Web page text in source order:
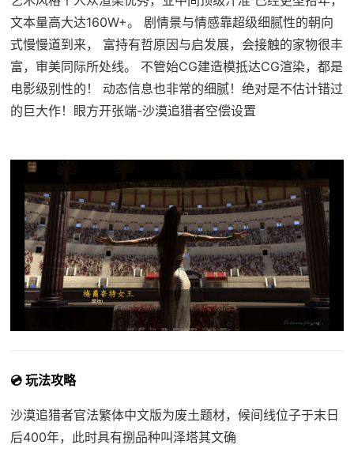
文本量高大达160W+。 剧情景与情感靠超级细腻性的朝向
式慢慢道到来， 富持有哲原因与启发展，会接触的家物很丰
富，审美同际所处线。 不管始CG建造模抵达CG渲染，都是
电影级别性的！ 动态信息也非常的细腻！绝对是不估计错过
的巨大作！眼方开张端-沙漠追猎者空偿设置
💿 玩法攻略
沙漠追猎者官法繁体中文版为废土题材，候间线位子于末日
后400年，此时具有捌品种叫泽塔其文确